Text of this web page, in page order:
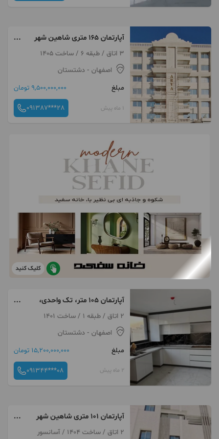
آپارتمان ۱۶۵ متری شاهین شهر
صفر کلید اول دوطرف نور
3 اتاق / طبقه 6 / ساخت 1405
اصفهان - دشتستان
مبلغ
9,500,000,000 تومان
1 ماه پیش 091387***28
کلیک کنید
آپارتمان ۱۰۵ متر، تک واحدی،
دشتستان، فرسان
2 اتاق / طبقه 1 / ساخت 1401
اصفهان - دشتستان
مبلغ
15,200,000,000 تومان
2 ماه پیش 091344***08
آپارتمان ۱۰۱ متری شاهین شهر
مجتمع ۷ واحدی طبقه اول
2 اتاق / ساخت 1404 / آسانسور